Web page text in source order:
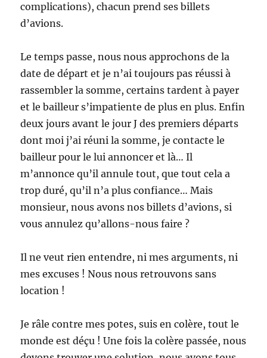
complications), chacun prend ses billets
d’avions.
Le temps passe, nous nous approchons de la
date de départ et je n’ai toujours pas réussi à
rassembler la somme, certains tardent à payer
et le bailleur s’impatiente de plus en plus. Enfin
deux jours avant le jour J des premiers départs
dont moi j’ai réuni la somme, je contacte le
bailleur pour le lui annoncer et là… Il
m’annonce qu’il annule tout, que tout cela a
trop duré, qu’il n’a plus confiance… Mais
monsieur, nous avons nos billets d’avions, si
vous annulez qu’allons-nous faire ?
Il ne veut rien entendre, ni mes arguments, ni
mes excuses ! Nous nous retrouvons sans
location !
Je râle contre mes potes, suis en colère, tout le
monde est déçu ! Une fois la colère passée, nous